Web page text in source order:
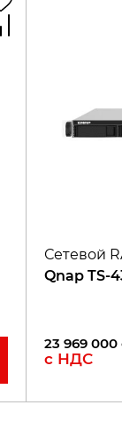
Сетевой
Qnap TS-
23 969 000
с НДС